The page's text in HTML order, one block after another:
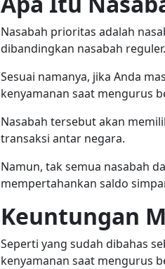
Nasabah prioritas adalah
dibandingkan nasabah reguler.
Sesuai namanya, jika Anda
kenyamanan saat mengurus
Nasabah tersebut akan
transaksi antar negara.
Namun, tak semua nasabah
mempertahankan saldo
Keuntungan
Seperti yang sudah dibahas
kenyamanan saat mengurus